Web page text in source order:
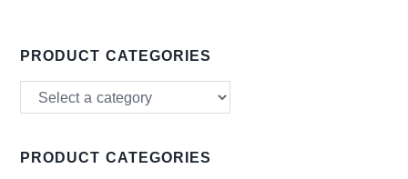
PRODUCT CATEGORIES
PRODUCT CATEGORIES